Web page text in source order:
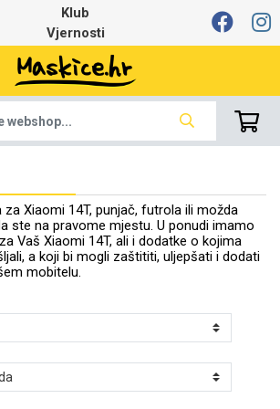
Klub
Vjernosti
Xiaomi 14T, punjač, futrola ili možda
ste na pravome mjestu. U ponudi imamo
Vaš Xiaomi 14T, ali i dodatke o kojima
a koji bi mogli zaštititi, uljepšati i dodati
mobitelu.
Line Art
Apple
10.0 - 12.0 inča
Držači za bicikl
Power bank
Bluetooth Zvučnici
memorijske kartice
Punjači za laptope